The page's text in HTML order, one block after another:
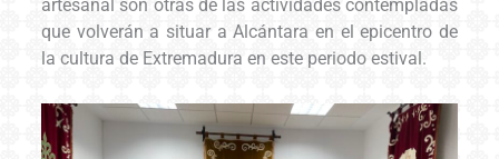
artesanal son otras de las actividades contempladas
que volverán a situar a Alcántara en el epicentro de
la cultura de Extremadura en este periodo estival.